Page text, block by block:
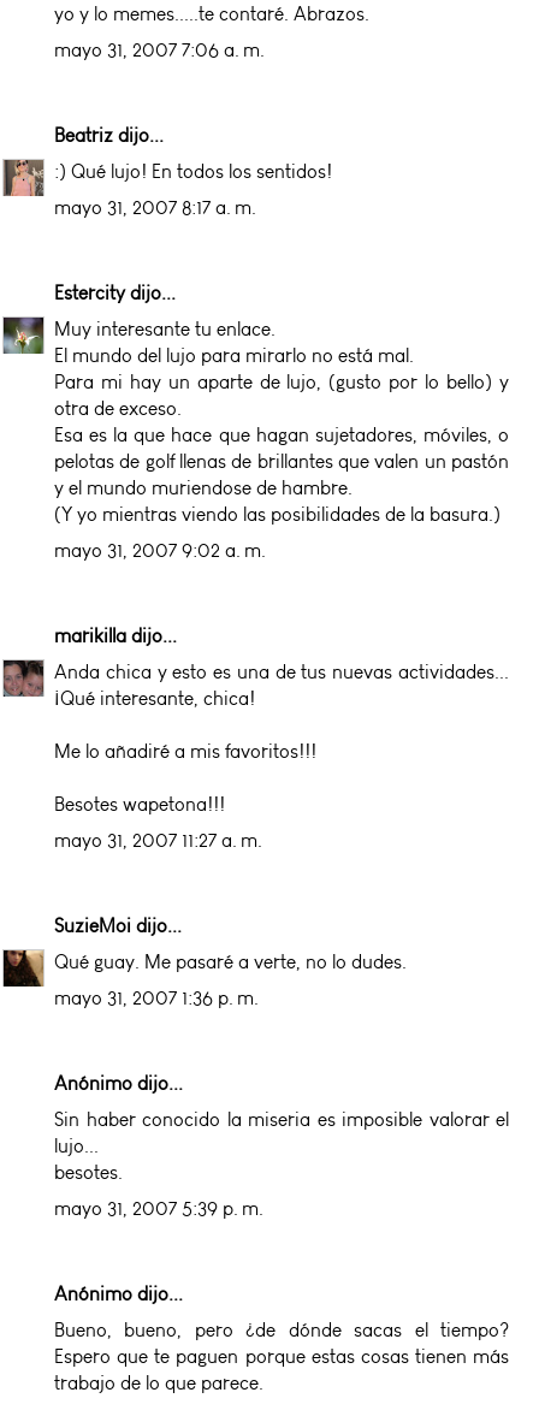
yo y lo memes.....te contaré. Abrazos.
mayo 31, 2007 7:06 a. m.
Beatriz dijo...
:) Qué lujo! En todos los sentidos!
mayo 31, 2007 8:17 a. m.
Estercitydijo...
Muy interesante tu enlace.
El mundo del lujo para mirarlo no está mal.
Para mi hay un aparte de lujo, (gusto por lo bello) y
otra de exceso.
Esa es la que hace que hagan sujetadores, móviles, o
pelotas de golf llenas de brillantes que valen un pastón
y el mundo muriendose de hambre.
(Y yo mientras viendo las posibilidades de la basura.)
mayo 31, 2007 9:02 a. m.
marikilla dijo...
Anda chica y esto es una de tus nuevas actividades...
¡Qué interesante, chica!
Me lo añadiré a mis favoritos!!!
Besotes wapetona!!!
mayo 31, 2007 11:27 a. m.
SuzieMoi dijo...
Qué guay. Me pasaré a verte, no lo dudes.
mayo 31, 2007 1:36 p. m.
Anónimo dijo...
Sin haber conocido la miseria es imposible valorar el
lujo...
besotes.
mayo 31, 2007 5:39 p. m.
Anónimo dijo...
Bueno, bueno, pero ¿de dónde sacas el tiempo?
Espero que te paguen porque estas cosas tienen más
trabajo de lo que parece.